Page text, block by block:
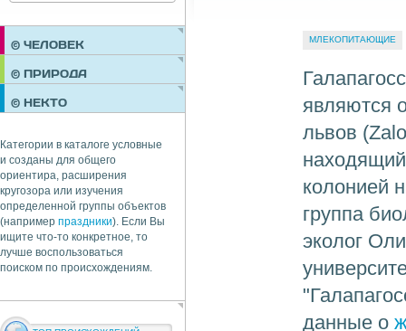
© ЧЕЛОВЕК
ПРАЗДНИКИ
ОБЩЕСТВО
© ПРИРОДА
© НЕКТО
Категории в каталоге условные
и созданы для общего
ориентира, расширения
кругозора или изучения
определенной группы объектов
(например праздники). Если Вы
ищите что-то конкретное, то
лучше воспользоваться
поиском по происхождениям.
МЛЕКОПИТАЮЩИЕ
являются
львов
колонией
группа
эколог
данные о